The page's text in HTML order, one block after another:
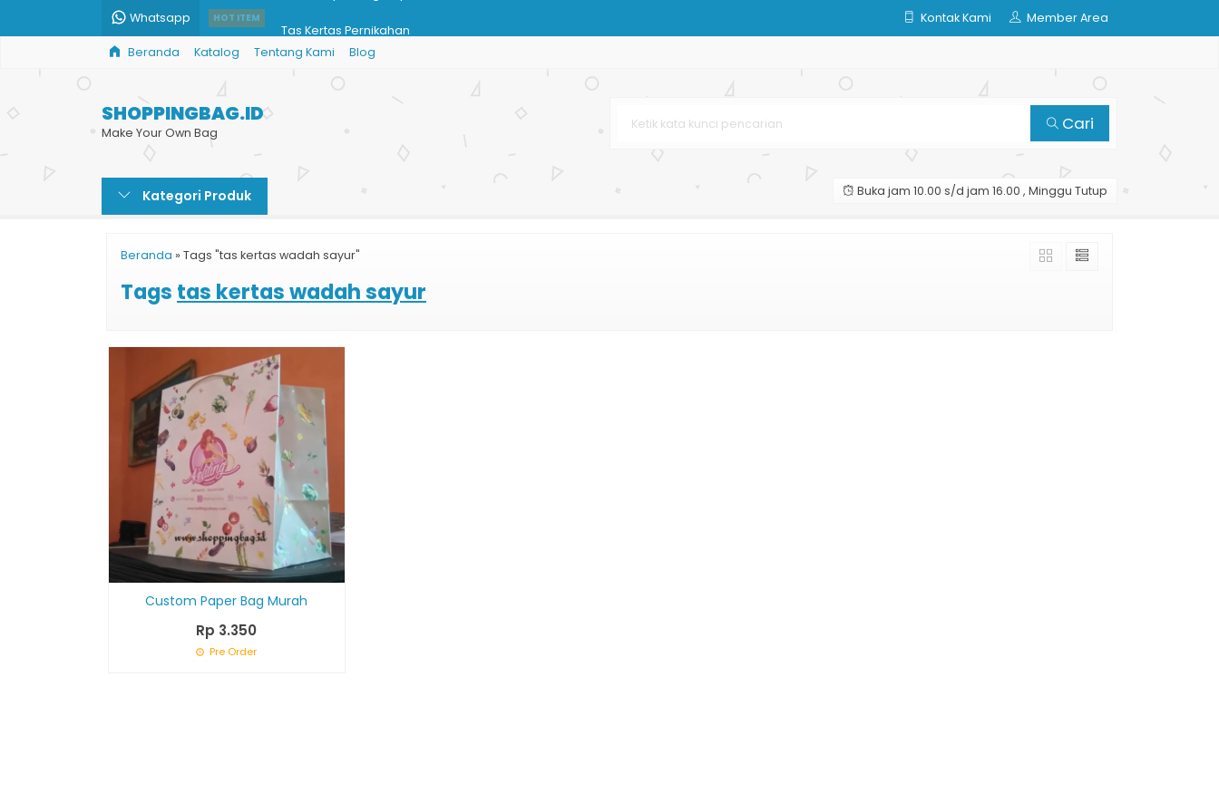
Whatsapp HOT ITEM
Paper Bag Souvenir
Jual Paper Bag Custom Murah
Shopping Bag Kain
Jual Paper Bag Hitam Murah
Kontak Kami Member Area
Beranda Katalog Tentang Kami Blog
SHOPPINGBAG.ID
Make Your Own Bag Cari
Kategori Produk Buka jam 10.00 s/d jam 16.00 , Minggu Tutup
Beranda » Tags "tas kertas wadah sayur"
Tags tas kertas wadah sayur
Custom Paper Bag Murah
Rp 3.350
Pre Order